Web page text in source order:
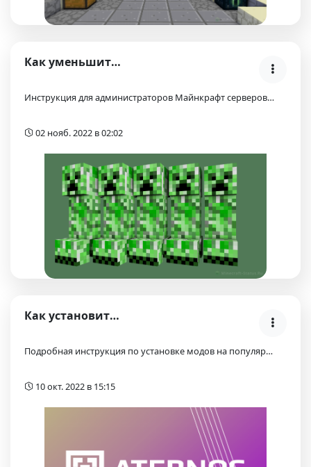
Как уменьшить количество мобов на Майнкрафт сервер…
Инструкция для администраторов Майнкрафт серверов…
02 нояб. 2022 в 02:02
Как установить моды на Атернос хостинге?
Подробная инструкция по установке модов на популяр…
10 окт. 2022 в 15:15